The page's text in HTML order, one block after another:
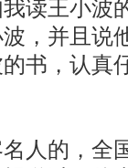
读王小波
，并且说
书，认真
的，全